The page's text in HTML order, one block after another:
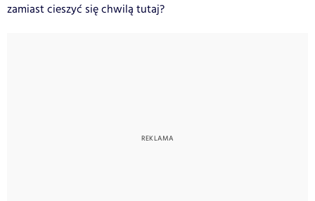
zamiast cieszyć się chwilą tutaj?